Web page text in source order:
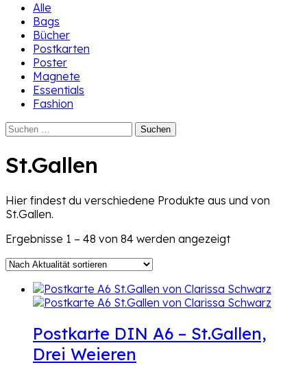
Alle
Bags
Bücher
Postkarten
Poster
Magnete
Essentials
Fashion
Suchen
St.Gallen
Hier findest du verschiedene Produkte aus und von
St.Gallen.
Ergebnisse 1 – 48 von 84 werden angezeigtNach
Postkarte DIN A6 – St.Gallen,
Drei Weieren